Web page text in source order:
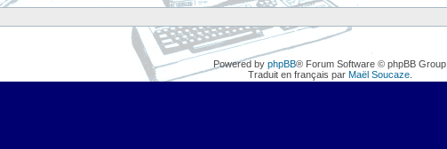
Powered by phpBB® Forum Software © phpBB Group
Traduit en français par Maël Soucaze.